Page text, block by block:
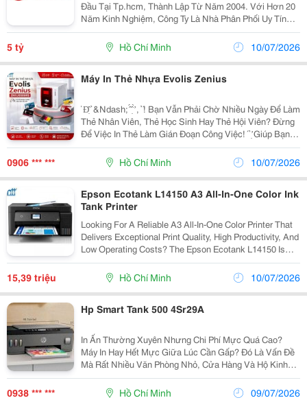
Đầu Tại Tp.hcm, Thành Lập Từ Năm 2004. Với Hơn 20
Năm Kinh Nghiệm, Công Ty Là Nhà Phân Phối Uy Tín
Của Hp, Canon, Epson Và Brother, Đồng Thời Là Đối
Tác Tin Cậy Của Hơn 10.000 Doanh Nghiệp Và Tổ
Chức...
5 tỷ Hồ Chí Minh 10/07/2026
Máy In Thẻ Nhựa Evolis Zenius
̉ Đ̣̂ ̉ &Ndash; ̂́ ̣̂ ̛̀ , ̉ ́! Bạn Vẫn Phải Chờ Nhiều Ngày Để Làm
Thẻ Nhân Viên, Thẻ Học Sinh Hay Thẻ Hội Viên? Đừng
Để Việc In Thẻ Làm Gián Đoạn Công Việc! ́ ̉ ̛̣ Giúp Bạn In
Thẻ Ngay Tại Văn Phòng, Nhanh Chóng Và Chuyên
Nghiệp. ...
0906 *** *** Hồ Chí Minh 10/07/2026
Epson Ecotank L14150 A3 All-In-One Color Ink
Tank Printer
Looking For A Reliable A3 All-In-One Color Printer That
Delivers Exceptional Print Quality, High Productivity, And
Low Operating Costs? The Epson Ecotank L14150 Is
The Ideal Solution For Businesses, Offices, Design
Studios, Retail Stores, And Home...
15,39 triệu Hồ Chí Minh 10/07/2026
Hp Smart Tank 500 4Sr29A
In Ấn Thường Xuyên Nhưng Chi Phí Mực Quá Cao?
Máy In Hay Hết Mực Giữa Lúc Cần Gấp? Đó Là Vấn Đề
Mà Rất Nhiều Văn Phòng Nhỏ, Cửa Hàng Và Hộ Kinh
Doanh Đang Gặp Phải. Hp Smart Tank 500 4Sr29A Là
Giải Pháp Giúp Tiết Kiệm Chi Phí Nhưng Vẫn Đảm Bảo
0938 *** *** Hồ Chí Minh 09/07/2026